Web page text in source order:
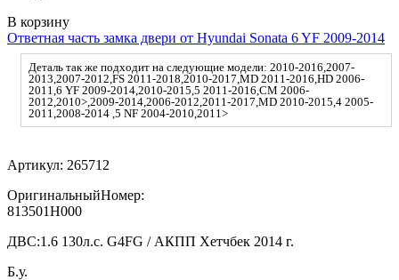
В корзину
Ответная часть замка двери от Hyundai Sonata 6 YF 2009-2014
Деталь так же подходит на следующие модели: 2010-2016,2007-
2013,2007-2012,FS 2011-2018,2010-2017,MD 2011-2016,HD 2006-
2011,6 YF 2009-2014,2010-2015,5 2011-2016,CM 2006-
2012,2010>,2009-2014,2006-2012,2011-2017,MD 2010-2015,4 2005-
2011,2008-2014 ,5 NF 2004-2010,2011>
Артикул: 265712
ОригинальныйНомер:
813501H000
ДВС:1.6 130л.с. G4FG / АКПП Хетчбек 2014 г.
Б.у.